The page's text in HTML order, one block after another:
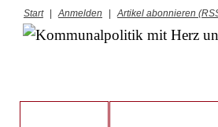
Start| Anmelden | Artikel abonnieren